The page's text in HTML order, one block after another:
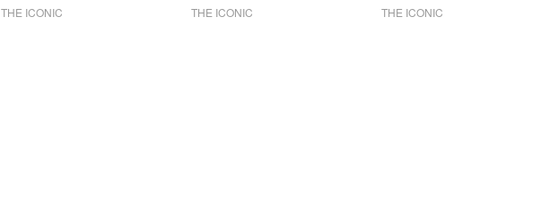
THE ICONIC THE ICONIC THE ICONIC